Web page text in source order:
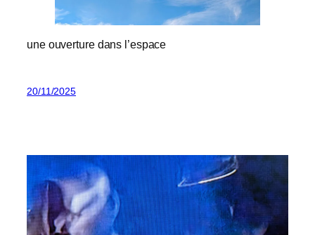
une ouverture dans l’espace
20/11/2025